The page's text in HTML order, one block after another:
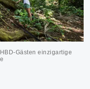
Gästen einzigartige